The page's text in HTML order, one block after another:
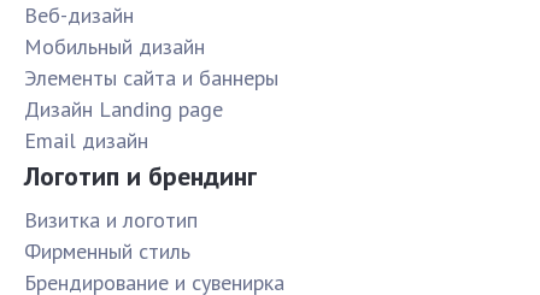
Веб-дизайн
Мобильный дизайн
Элементы сайта и баннеры
Дизайн Landing page
Email дизайн
Логотип и брендинг
Визитка и логотип
Фирменный стиль
Брендирование и сувенирка